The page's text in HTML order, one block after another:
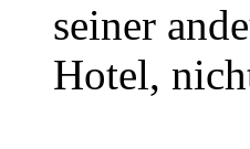
seiner
Hotel,